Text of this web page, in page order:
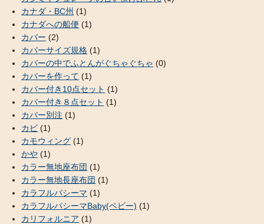
カナダ・BC州 (1)
カナダへの船便 (1)
カバー (2)
カバーサイズ規格 (1)
カバーの中でふとんがぐちゃぐちゃ (0)
カバーを作って (1)
カバー付き10点セット (1)
カバー付き８点セット (1)
カバー別注 (1)
カビ (1)
カモウィング (1)
かや (1)
カラー無地座布団 (1)
カラー無地長座布団 (1)
カラフルパシーマ (1)
カラフルパシーマBaby(ベビー) (1)
カリフォルニア (1)